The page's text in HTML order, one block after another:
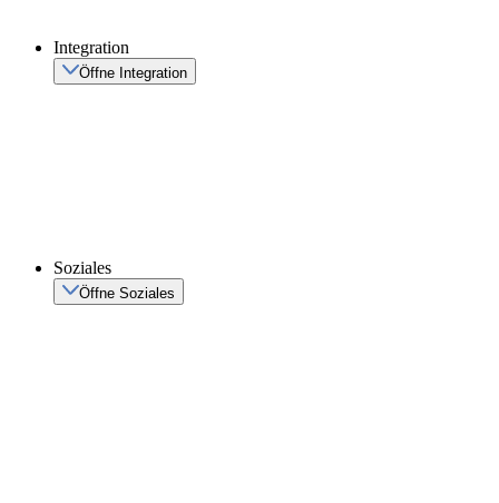
Integration
Öffne Integration
Soziales
Öffne Soziales